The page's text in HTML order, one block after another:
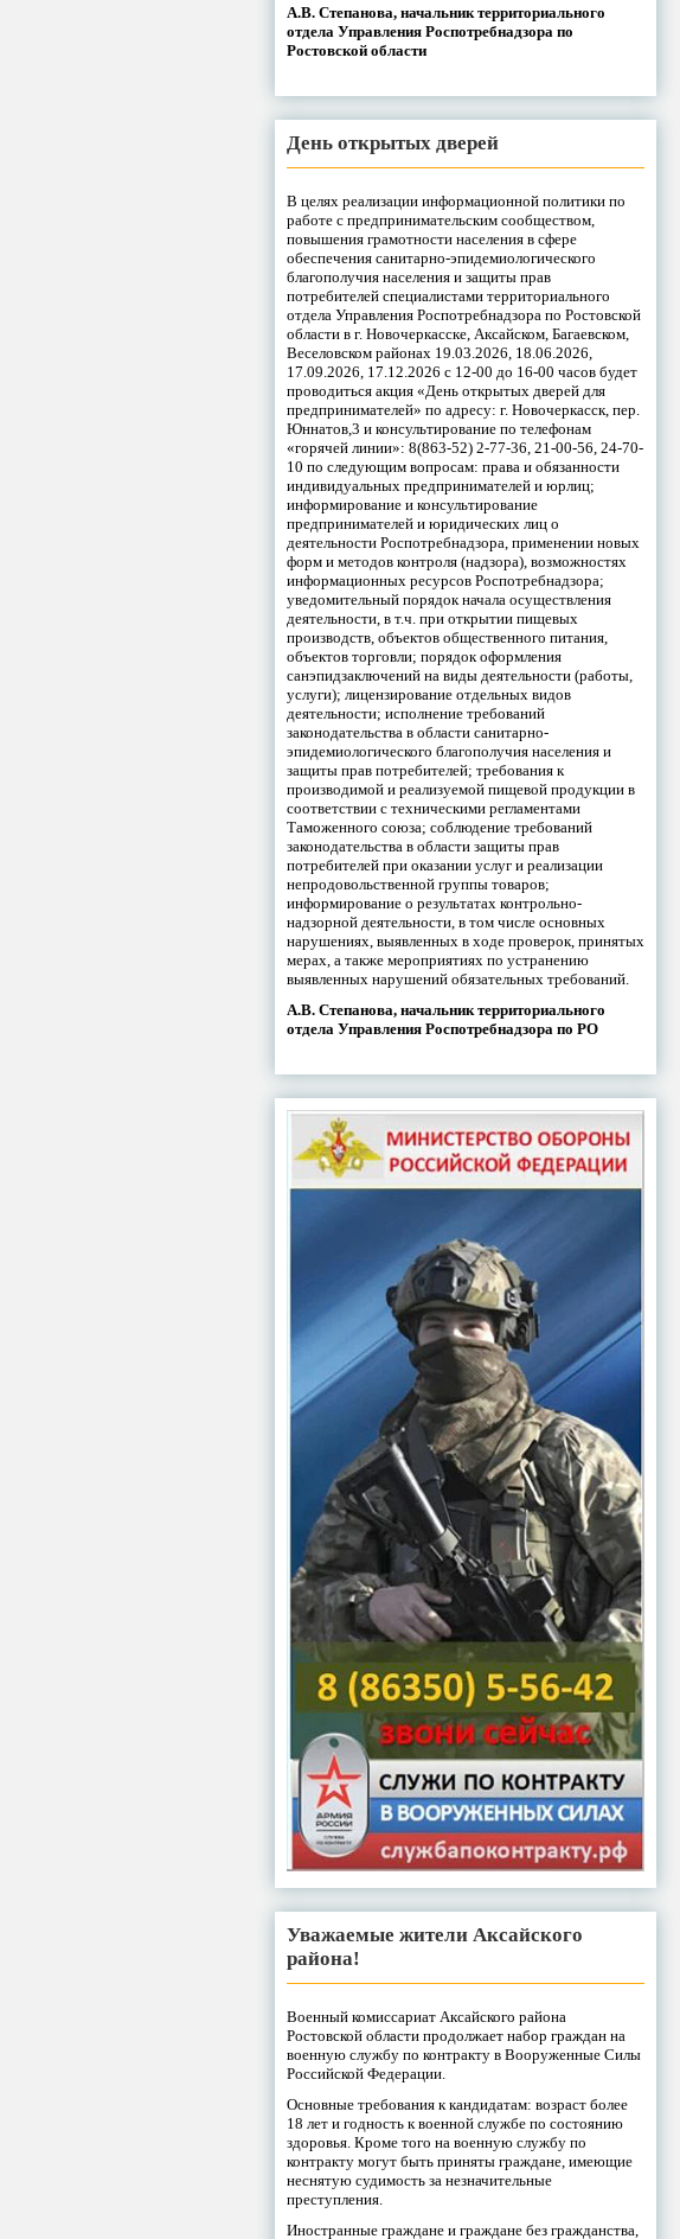
А.В. Степанова, начальник территориального
отдела Управления Роспотребнадзора по
Ростовской области
День открытых дверей
В целях реализации информационной политики по
работе с предпринимательским сообществом,
повышения грамотности населения в сфере
обеспечения санитарно-эпидемиологического
благополучия населения и защиты прав
потребителей специалистами территориального
отдела Управления Роспотребнадзора по Ростовской
области в г. Новочеркасске, Аксайском, Багаевском,
Веселовском районах 19.03.2026, 18.06.2026,
17.09.2026, 17.12.2026 с 12-00 до 16-00 часов будет
проводиться акция «День открытых дверей для
предпринимателей» по адресу: г. Новочеркасск, пер.
Юннатов,3 и консультирование по телефонам
«горячей линии»: 8(863-52) 2-77-36, 21-00-56, 24-70-
10 по следующим вопросам: права и обязанности
индивидуальных предпринимателей и юрлиц;
информирование и консультирование
предпринимателей и юридических лиц о
деятельности Роспотребнадзора, применении новых
форм и методов контроля (надзора), возможностях
информационных ресурсов Роспотребнадзора;
уведомительный порядок начала осуществления
деятельности, в т.ч. при открытии пищевых
производств, объектов общественного питания,
объектов торговли; порядок оформления
санэпидзаключений на виды деятельности (работы,
услуги); лицензирование отдельных видов
деятельности; исполнение требований
законодательства в области санитарно-
эпидемиологического благополучия населения и
защиты прав потребителей; требования к
производимой и реализуемой пищевой продукции в
соответствии с техническими регламентами
Таможенного союза; соблюдение требований
законодательства в области защиты прав
потребителей при оказании услуг и реализации
непродовольственной группы товаров;
информирование о результатах контрольно-
надзорной деятельности, в том числе основных
нарушениях, выявленных в ходе проверок, принятых
мерах, а также мероприятиях по устранению
выявленных нарушений обязательных требований.
А.В. Степанова, начальник территориального
отдела Управления Роспотребнадзора по РО
Уважаемые жители Аксайского
района!
Военный комиссариат Аксайского района
Ростовской области продолжает набор граждан на
военную службу по контракту в Вооруженные Силы
Российской Федерации.
Основные требования к кандидатам: возраст более
18 лет и годность к военной службе по состоянию
здоровья. Кроме того на военную службу по
контракту могут быть приняты граждане, имеющие
неснятую судимость за незначительные
преступления.
Иностранные граждане и граждане без гражданства,